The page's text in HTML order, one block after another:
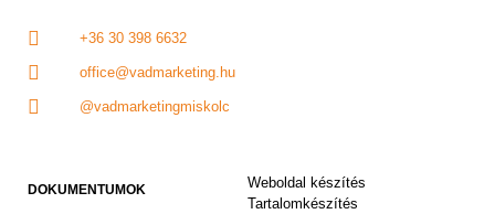
+36 30 398 6632
office@vadmarketing.hu
@vadmarketingmiskolc
DOKUMENTUMOK
Weboldal készítés
Tartalomkészítés